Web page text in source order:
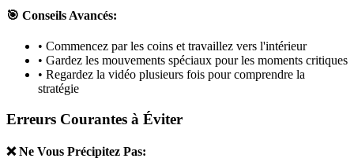
🎯 Conseils Avancés:
• Commencez par les coins et travaillez vers l'intérieur
• Gardez les mouvements spéciaux pour les moments critiques
• Regardez la vidéo plusieurs fois pour comprendre la
stratégie
Erreurs Courantes à Éviter
❌ Ne Vous Précipitez Pas: